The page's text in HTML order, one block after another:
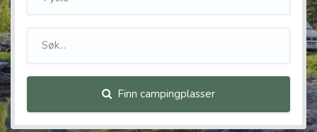
Finn campingplasser